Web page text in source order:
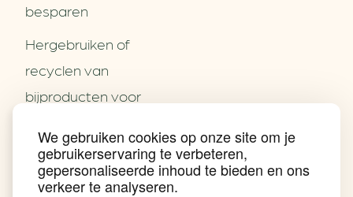
We gebruiken cookies op onze site om je
gebruikerservaring te verbeteren,
gepersonaliseerde inhoud te bieden en ons
verkeer te analyseren.
Partners
Contact
Nieuws
Praktijkverhalen
Events
Nieuwsbrief
besparen
Hergebruiken of
recyclen van
bijproducten voor
Energie besparen op
uw PC